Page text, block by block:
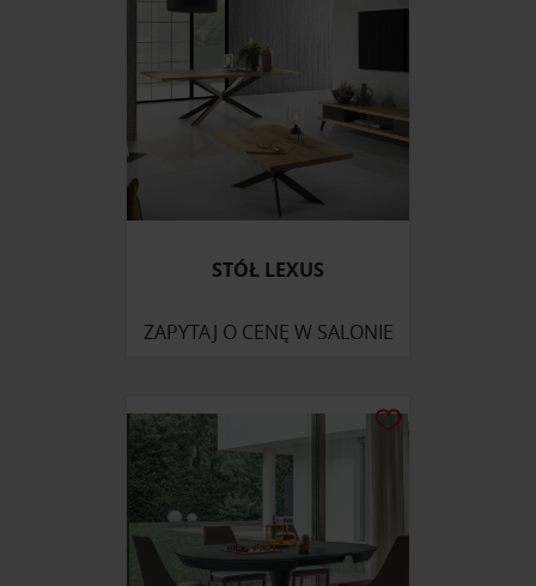
STÓŁ LEXUS
ZAPYTAJ O CENĘ W SALONIE